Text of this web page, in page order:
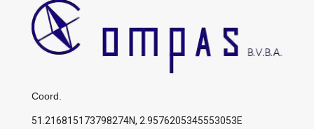
Coord.
51.216815173798274N, 2.9576205345553053E